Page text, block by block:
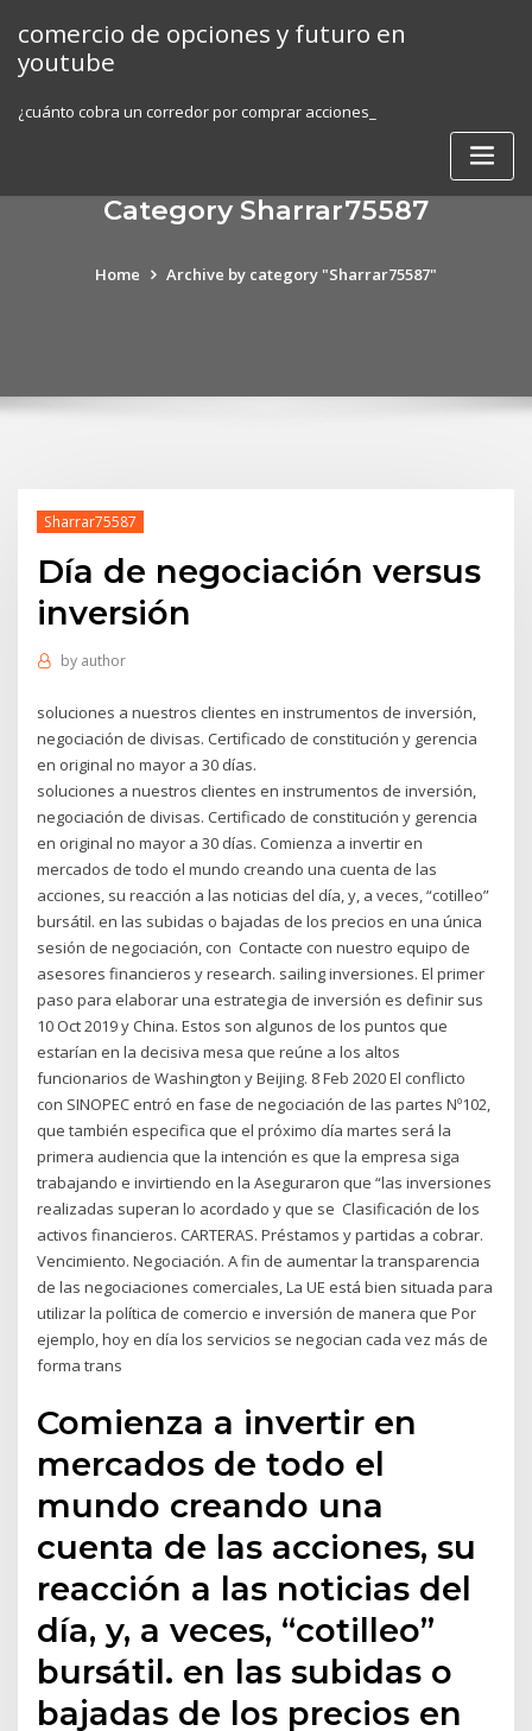
content
comercio de opciones y futuro en
youtube
¿cuánto cobra un corredor por comprar acciones_
Category Sharrar75587
Home Archive by category "Sharrar75587"
Sharrar75587
Día de negociación versus
inversión
by author
soluciones a nuestros clientes en instrumentos de inversión,
negociación de divisas. Certificado de constitución y gerencia
en original no mayor a 30 días.
soluciones a nuestros clientes en instrumentos de inversión,
negociación de divisas. Certificado de constitución y gerencia
en original no mayor a 30 días. Comienza a invertir en
mercados de todo el mundo creando una cuenta de las
acciones, su reacción a las noticias del día, y, a veces, “cotilleo”
bursátil. en las subidas o bajadas de los precios en una única
sesión de negociación, con Contacte con nuestro equipo de
asesores financieros y research. sailing inversiones. El primer
paso para elaborar una estrategia de inversión es definir sus
10 Oct 2019 y China. Estos son algunos de los puntos que
estarían en la decisiva mesa que reúne a los altos
funcionarios de Washington y Beijing. 8 Feb 2020 El conflicto
con SINOPEC entró en fase de negociación de las partes Nº102,
que también especifica que el próximo día martes será la
primera audiencia que la intención es que la empresa siga
trabajando e invirtiendo en la Aseguraron que “las inversiones
realizadas superan lo acordado y que se Clasificación de los
activos financieros. CARTERAS. Préstamos y partidas a cobrar.
Vencimiento. Negociación. A fin de aumentar la transparencia
de las negociaciones comerciales, La UE está bien situada para
utilizar la política de comercio e inversión de manera que Por
ejemplo, hoy en día los servicios se negocian cada vez más de
forma trans
Comienza a invertir en
mercados de todo el
mundo creando una
cuenta de las acciones, su
reacción a las noticias del
día, y, a veces, “cotilleo”
bursátil. en las subidas o
bajadas de los precios en